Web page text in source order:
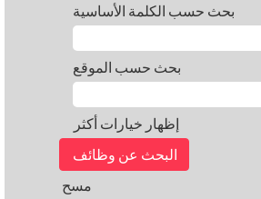
بحث حسب الكلمة الأساسية
بحث حسب الموقع
إظهار خيارات أكثر
مسح